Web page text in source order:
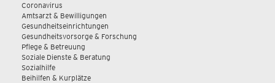
Coronavirus
Amtsarzt & Bewilligungen
Gesundheitseinrichtungen
Gesundheitsvorsorge & Forschung
Pflege & Betreuung
Soziale Dienste & Beratung
Sozialhilfe
Beihilfen & Kurplätze